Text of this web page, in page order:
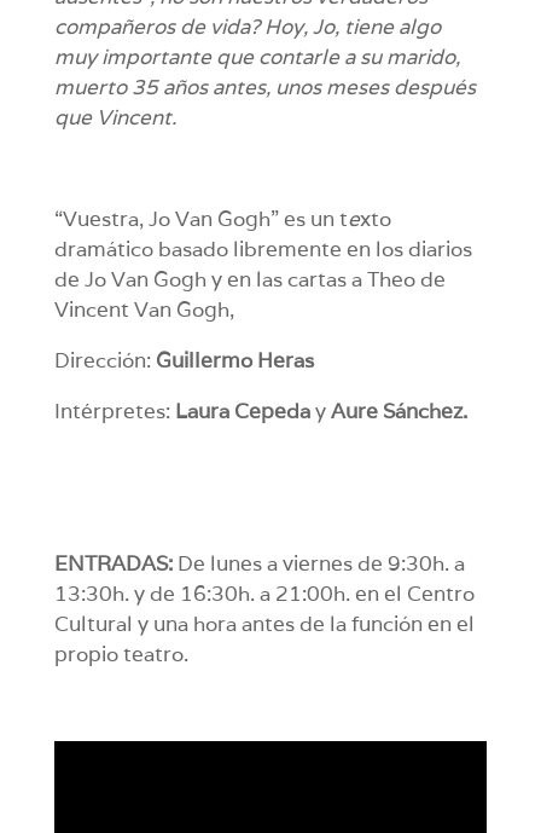
compañeros de vida? Hoy, Jo, tiene algo
muy importante que contarle a su marido,
muerto 35 años antes, unos meses después
que Vincent.
“Vuestra, Jo Van Gogh” es un texto
dramático basado libremente en los diarios
de Jo Van Gogh y en las cartas a Theo de
Vincent Van Gogh,
Dirección: Guillermo Heras
Intérpretes:Laura CepedayAure Sánchez.
ENTRADAS:De lunes a viernes de 9:30h. a
13:30h. y de 16:30h. a 21:00h. en el Centro
Cultural y una hora antes de la función en el
propio teatro.